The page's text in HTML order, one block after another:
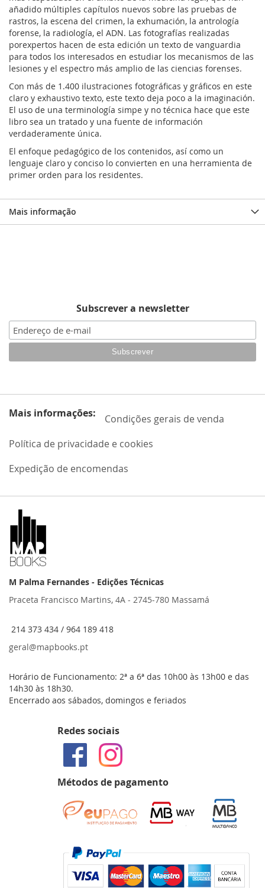
añadido múltiples capítulos nuevos sobre las pruebas de
rastros, la escena del crimen, la exhumación, la antrología
forense, la radiología, el ADN. Las fotografías realizadas
porexpertos hacen de esta edición un texto de vanguardia
para todos los interesados en estudiar los mecanismos de las
lesiones y el espectro más amplio de las ciencias forenses.
Con más de 1.400 ilustraciones fotográficas y gráficos en este
claro y exhaustivo texto, este texto deja poco a la imaginación.
El uso de una terminología simpe y no técnica hace que este
libro sea un tratado y una fuente de información
verdaderamente única.
El enfoque pedagógico de los contenidos, así como un
lenguaje claro y conciso lo convierten en una herramienta de
primer orden para los residentes.
Mais informação
Subscrever a newsletter
Mais informações:
Condições gerais de venda
Política de privacidade e cookies
Expedição de encomendas
M Palma Fernandes - Edições Técnicas
Praceta Francisco Martins, 4A - 2745-780 Massamá
214 373 434 / 964 189 418
geral@mapbooks.pt
Horário de Funcionamento: 2ª a 6ª das 10h00 às 13h00 e das
14h30 às 18h30.
Encerrado aos sábados, domingos e feriados
Redes sociais
Métodos de pagamento